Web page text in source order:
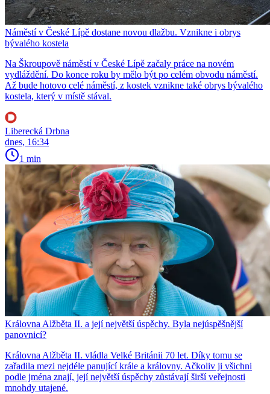
Náměstí v České Lípě dostane novou dlažbu. Vznikne i obrys
bývalého kostela
Na Škroupově náměstí v České Lípě začaly práce na novém
vydláždění. Do konce roku by mělo být po celém obvodu náměstí.
Až bude hotovo celé náměstí, z kostek vznikne také obrys bývalého
kostela, který v místě stával.
Liberecká Drbna
dnes, 16:34
1 min
Královna Alžběta II. a její největší úspěchy. Byla nejúspěšnější
panovnicí?
Královna Alžběta II. vládla Velké Británii 70 let. Díky tomu se
zařadila mezi nejdéle panující krále a královny. Ačkoliv ji všichni
podle jména znají, její největší úspěchy zůstávají širší veřejnosti
mnohdy utajené.